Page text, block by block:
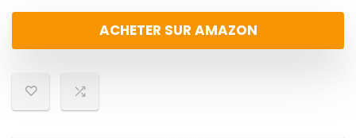
ACHETER SUR AMAZON